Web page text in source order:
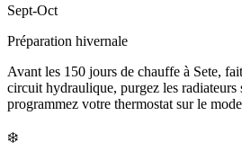
Sept-Oct
Préparation hivernale
Avant les 150 jours de chauffe à Sete,
circuit hydraulique, purgez les radiateurs
programmez votre thermostat sur le
❄️